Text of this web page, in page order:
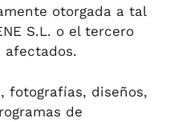
otorgada a tal
S.L. o el tercero
fotografías, diseños,
de